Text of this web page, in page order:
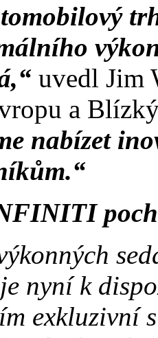
uvedl Jim
a
nabízet
nyní k
exkluzivní